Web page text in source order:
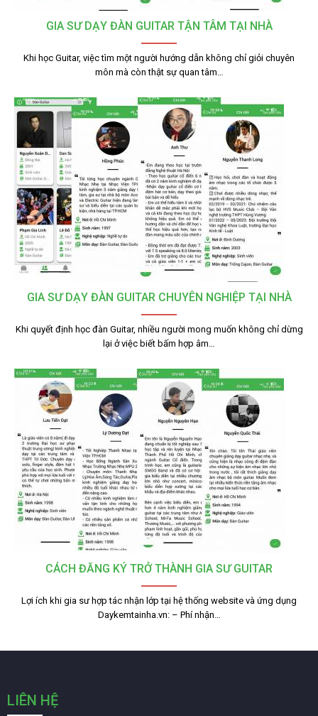
GIA SƯ DẠY ĐÀN GUITAR TẬN TÂM TẠI NHÀ
Khi học Guitar, việc tìm một người hướng dẫn không chỉ giỏi chuyên
môn mà còn thật sự quan tâm…
GIA SƯ DẠY ĐÀN GUITAR CHUYÊN NGHIỆP TẠI NHÀ
Khi quyết định học đàn Guitar, nhiều người mong muốn không chỉ dừng
lại ở việc biết bấm hợp âm…
CÁCH ĐĂNG KÝ TRỞ THÀNH GIA SƯ GUITAR
Lợi ích khi gia sư hợp tác nhận lớp tại hệ thống website và ứng dụng
Daykemtainha.vn: – Phí nhận…
LIÊN HỆ